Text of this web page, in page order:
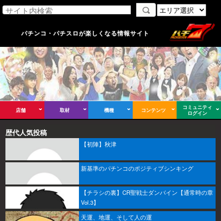
パチンコ・パチスロが楽しくなる情報サイト
店舗 取材 機種 コンテンツ
コミュニティ
ログイン
歴代人気投稿
【初陣】秋津
新基準のパチンコのポジティブシンキング
【チラシの裏】CR聖戦士ダンバイン【通常時の章
Vol.3】
天運、地運、そして人の運